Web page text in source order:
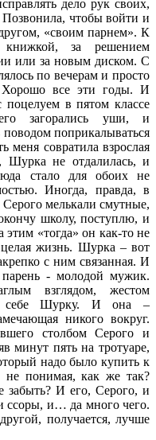
дело рук своих,
чтобы войти и
«своим парнем». К
за решением
или за новым диском. С
по вечерам и просто
все эти годы. И
поцелуем в пятом классе
загорались уши, и
поприкалываться
меня совратила взрослая
Шурка не отдалилась, и
стало для обоих не
Иногда, правда, в
мелькали смутные,
школу, поступлю, и
«тогда» он как-то не
жизнь. Шурка – вот
с ним связанная. И
- молодой мужик.
взглядом, жестом
себе Шурку. И она –
никого вокруг.
столбом Серого и
минут пять на тротуаре,
надо было купить к
не понимая, как же так?
забыть? И его, Серого, и
ссоры, и… да много чего.
получается, лучше